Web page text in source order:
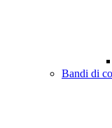
Bandi di